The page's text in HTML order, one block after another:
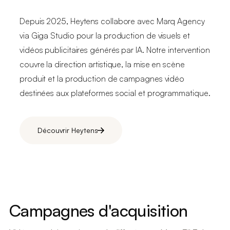
Depuis 2025, Heytens collabore avec Marq Agency
via Giga Studio pour la production de visuels et
vidéos publicitaires générés par IA. Notre intervention
couvre la direction artistique, la mise en scène
produit et la production de campagnes vidéo
destinées aux plateformes social et programmatique.
Découvrir Heytens
Campagnes d'acquisition